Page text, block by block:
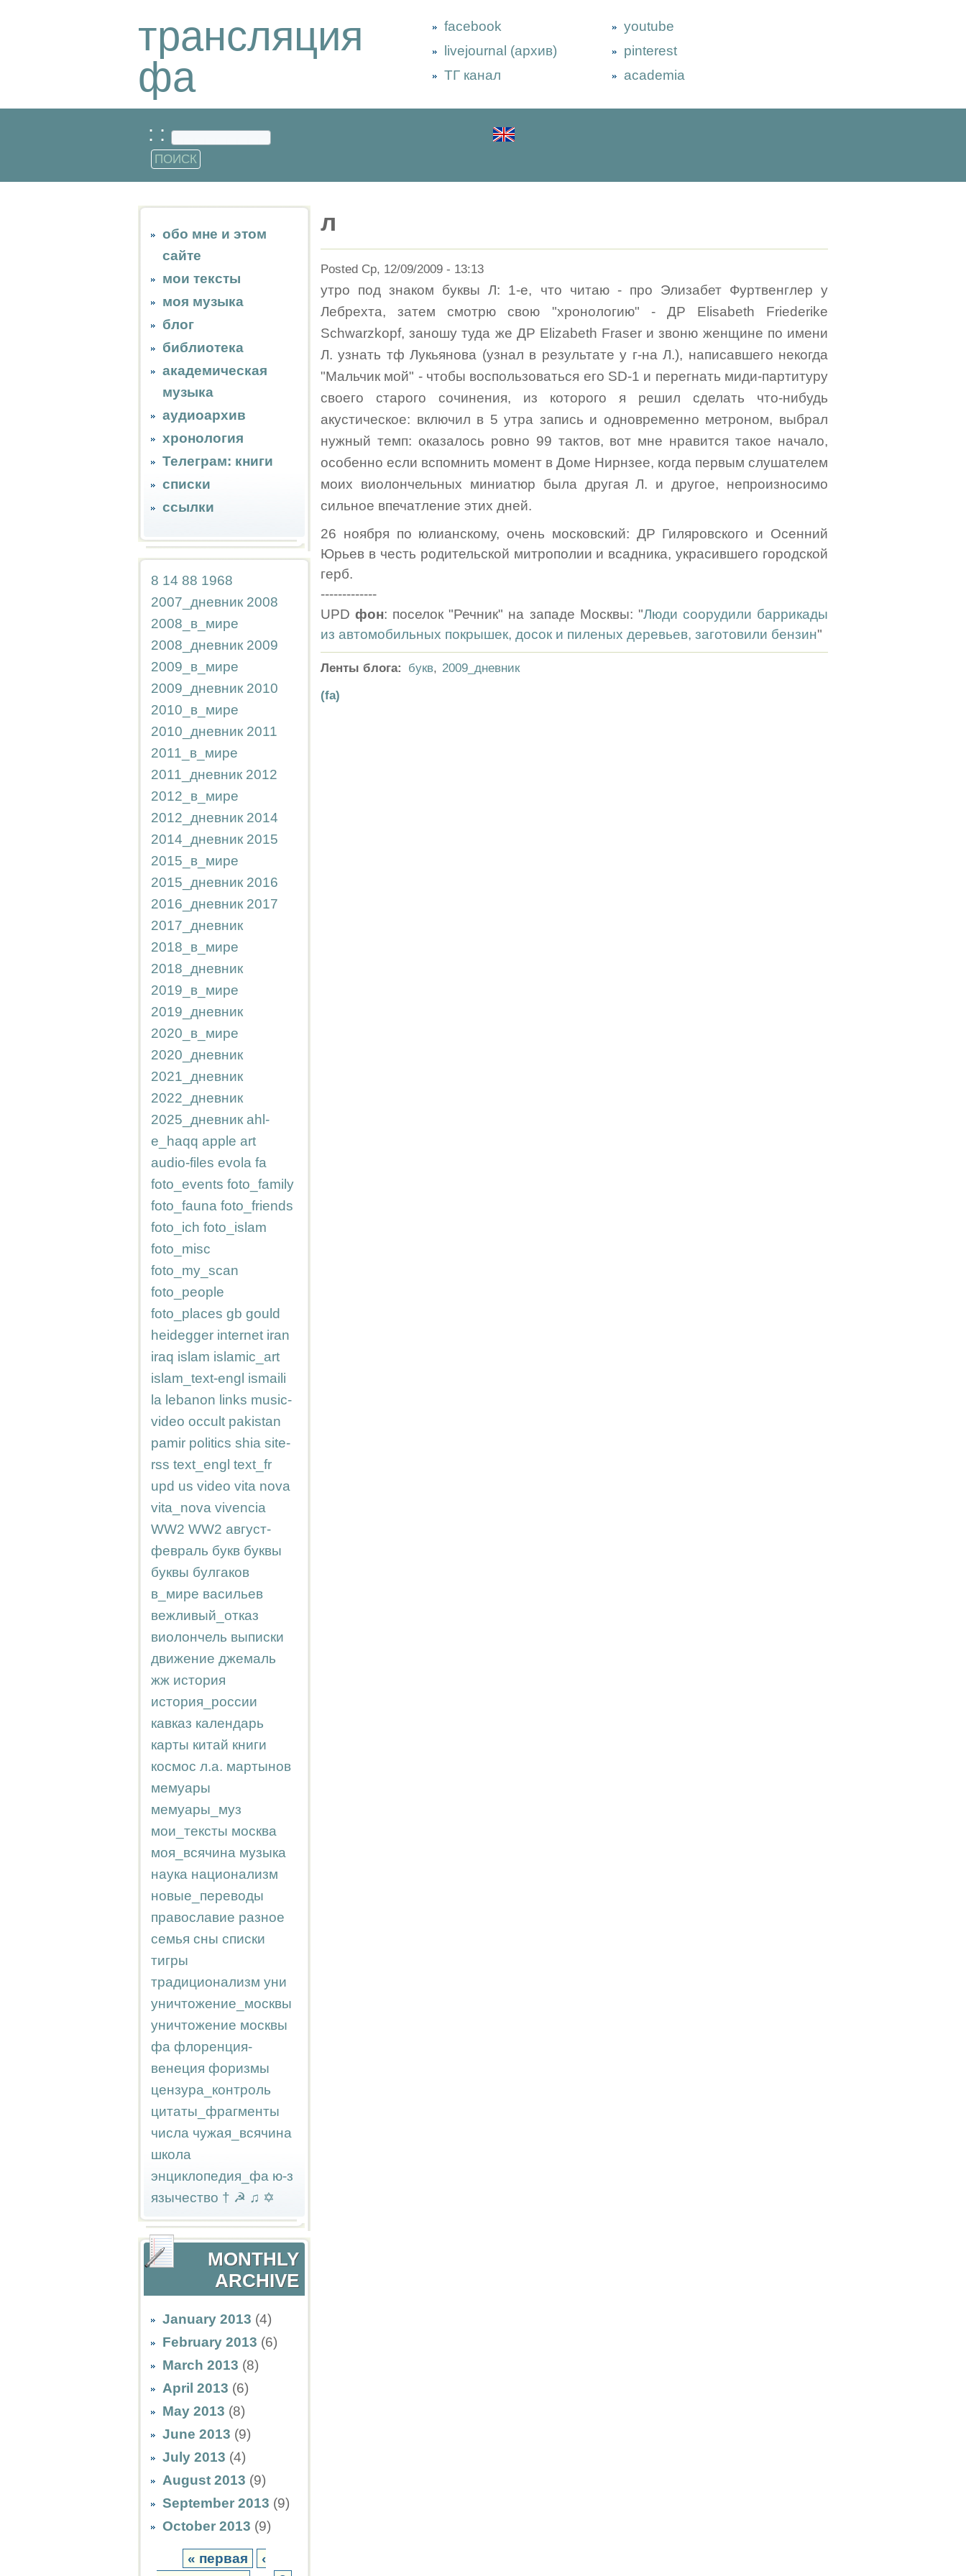
трансляция
фа
facebook
livejournal (архив)
ТГ канал
youtube
pinterest
academia
: :
обо мне и этом
сайте
мои тексты
моя музыка
блог
библиотека
академическая
музыка
аудиоархив
хронология
Телеграм: книги
списки
ссылки
8 14 88 1968
2007_дневник 2008
2008_в_мире
2008_дневник 2009
2009_в_мире
2009_дневник 2010
2010_в_мире
2010_дневник 2011
2011_в_мире
2011_дневник 2012
2012_в_мире
2012_дневник 2014
2014_дневник 2015
2015_в_мире
2015_дневник 2016
2016_дневник 2017
2017_дневник
2018_в_мире
2018_дневник
2019_в_мире
2019_дневник
2020_в_мире
2020_дневник
2021_дневник
2022_дневник
2025_дневник ahl-
e_haqq apple art
audio-files evola fa
foto_events foto_family
foto_fauna foto_friends
foto_ich foto_islam
foto_misc
foto_my_scan
foto_people
foto_places gb gould
heidegger internet iran
iraq islam islamic_art
islam_text-engl ismaili
la lebanon links music-
video occult pakistan
pamir politics shia site-
rss text_engl text_fr
upd us video vita nova
vita_nova vivencia
WW2 WW2 август-
февраль букв буквы
буквы булгаков
в_мире васильев
вежливый_отказ
виолончель выписки
движение джемаль
жж история
история_россии
кавказ календарь
карты китай книги
космос л.а. мартынов
мемуары
мемуары_муз
мои_тексты москва
моя_всячина музыка
наука национализм
новые_переводы
православие разное
семья сны списки
тигры
традиционализм уни
уничтожение_москвы
уничтожение москвы
фа флоренция-
венеция форизмы
цензура_контроль
цитаты_фрагменты
числа чужая_всячина
школа
энциклопедия_фа ю-з
язычество † ☭ ♫ ✡
MONTHLY
ARCHIVE
January 2013 (4)
February 2013 (6)
March 2013 (8)
April 2013 (6)
May 2013 (8)
June 2013 (9)
July 2013 (4)
August 2013 (9)
September 2013 (9)
October 2013 (9)
« первая
‹
л
Posted Ср, 12/09/2009 - 13:13
утро под знаком буквы Л: 1-е, что читаю - про Элизабет Фуртвенглер у
Лебрехта, затем смотрю свою "хронологию" - ДР Elisabeth Friederike
Schwarzkopf, заношу туда же ДР Elizabeth Fraser и звоню женщине по имени
Л. узнать тф Лукьянова (узнал в результате у г-на Л.), написавшего некогда
"Мальчик мой" - чтобы воспользоваться его SD-1 и перегнать миди-партитуру
своего старого сочинения, из которого я решил сделать что-нибудь
акустическое: включил в 5 утра запись и одновременно метроном, выбрал
нужный темп: оказалось ровно 99 тактов, вот мне нравится такое начало,
особенно если вспомнить момент в Доме Нирнзее, когда первым слушателем
моих виолончельных миниатюр была другая Л. и другое, непроизносимо
сильное впечатление этих дней.
26 ноября по юлианскому, очень московский: ДР Гиляровского и Осенний
Юрьев в честь родительской митрополии и всадника, украсившего городской
герб.
-------------
UPDфон: поселок "Речник" на западе Москвы: "Люди соорудили баррикады
из автомобильных покрышек, досок и пиленых деревьев, заготовили бензин"
Ленты блога: букв, 2009_дневник
(fa)